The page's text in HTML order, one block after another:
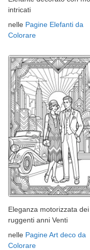
intricati
nelle Pagine Elefanti da
Colorare
Eleganza motorizzata dei
ruggenti anni Venti
nelle Pagine Art deco da
Colorare